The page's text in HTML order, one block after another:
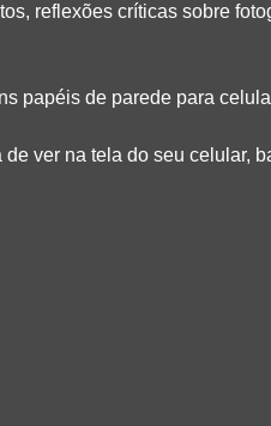
reflexões críticas sobre
papéis de parede para
ver na tela do seu celular,